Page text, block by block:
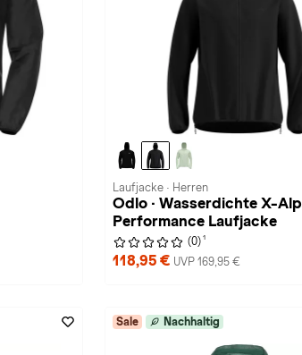
Laufjacke · Herren
Odlo · Wasserdichte X-Alp
Performance Laufjacke
(0) 1
118,95 € UVP 169,95 €
Sale Nachhaltig